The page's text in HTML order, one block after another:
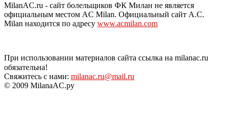
MilanAC.ru - сайт болельщиков ФК Милан не является
официальным местом AC Milan. Официальный сайт A.C.
Milan находится по адресу www.acmilan.com
При использовании материалов сайта ссылка на milanac.ru
обязательна!
Свяжитесь с нами: milanac.ru@mail.ru
© 2009 MilanaAC.ру